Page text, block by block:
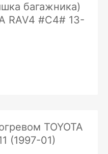
багажника)
RAV4 #C4# 13-
TOYOTA
(1997-01)